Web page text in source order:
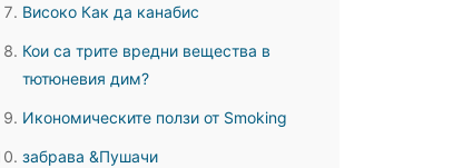
Високо Как да канабис
Кои са трите вредни вещества в
тютюневия дим?
Икономическите ползи от Smoking
забрава &Пушачи